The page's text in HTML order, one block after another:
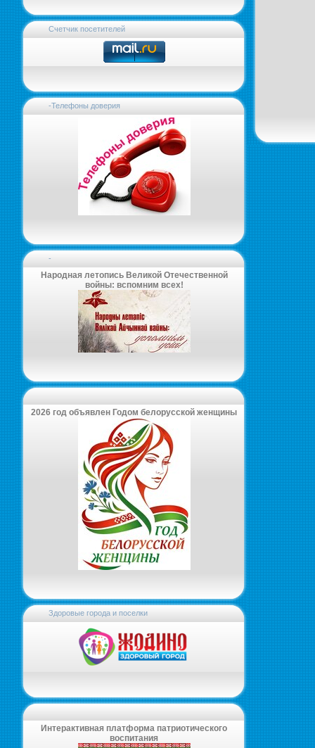
Счетчик посетителей
-Телефоны доверия
-
Народная летопись Великой Отечественной
войны: вспомним всех!
2026 год объявлен Годом белорусской женщины
Здоровые города и поселки
Интерактивная платформа патриотического
воспитания